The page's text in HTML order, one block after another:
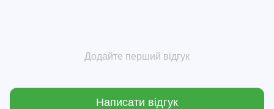
Додайте перший відгук
Написати відгук